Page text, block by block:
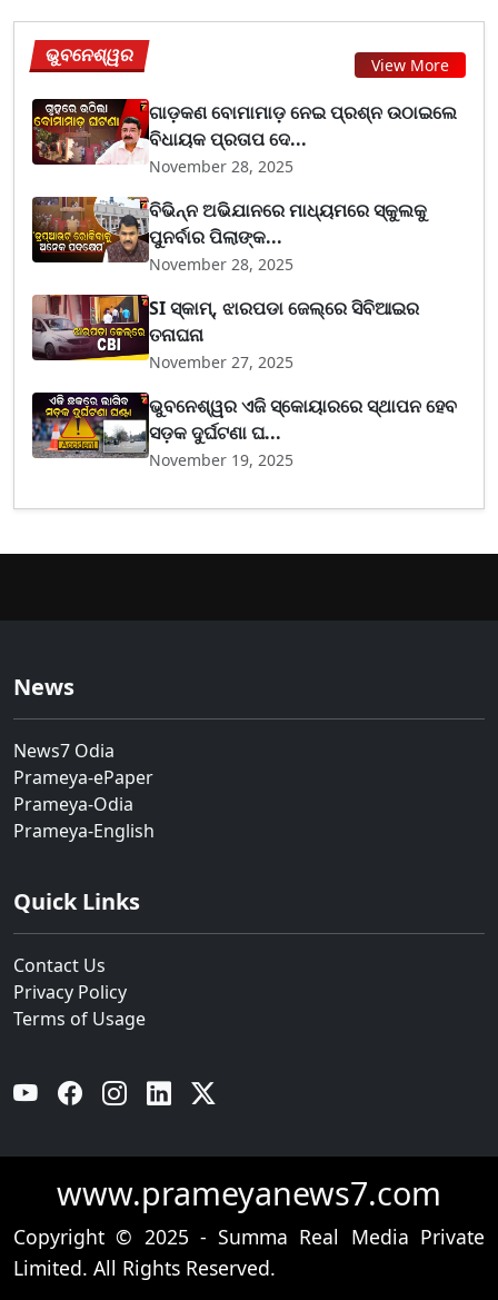
ଭୁବନେଶ୍ୱର View More
ଗାଡ଼କଣ ବୋମାମାଡ଼ ନେଇ ପ୍ରଶ୍ନ ଉଠାଇଲେ
ବିଧାୟକ ପ୍ରତାପ ଦେ...
November 28, 2025
ବିଭିନ୍ନ ଅଭିଯାନରେ ମାଧ୍ୟମରେ ସ୍କୁଲକୁ
ପୁନର୍ବାର ପିଲାଙ୍କ...
November 28, 2025
SI ସ୍କାମ୍, ଝାରପଡା ଜେଲ୍‌ରେ ସିବିଆଇର
ତନାଘନା
November 27, 2025
ଭୁବନେଶ୍ୱର ଏଜି ସ୍କୋୟାରରେ ସ୍ଥାପନ ହେବ
ସଡ଼କ ଦୁର୍ଘଟଣା ଘ...
November 19, 2025
News
News7 Odia
Prameya-ePaper
Prameya-Odia
Prameya-English
Quick Links
Contact Us
Privacy Policy
Terms of Usage
YouTube Facebook Instagram Linkedin
www.prameyanews7.com
Copyright © 2025 - Summa Real Media Private
Limited. All Rights Reserved.